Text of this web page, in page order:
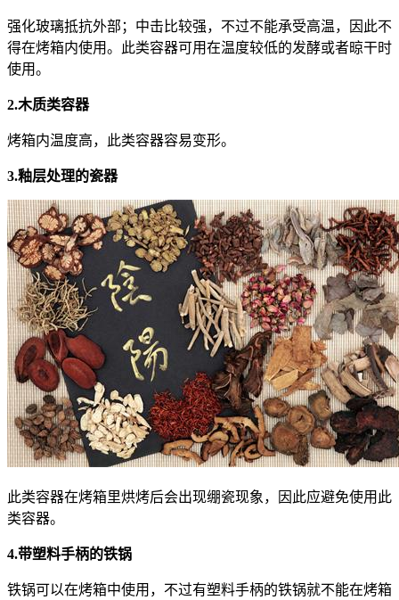
强化玻璃抵抗外部；中击比较强，不过不能承受高温，因此不
得在烤箱内使用。此类容器可用在温度较低的发酵或者晾干时
使用。
2.木质类容器
烤箱内温度高，此类容器容易变形。
3.釉层处理的瓷器
此类容器在烤箱里烘烤后会出现绷瓷现象，因此应避免使用此
类容器。
4.带塑料手柄的铁锅
铁锅可以在烤箱中使用，不过有塑料手柄的铁锅就不能在烤箱